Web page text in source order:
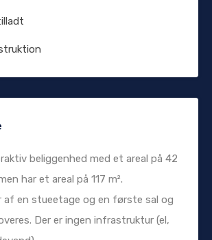
beliggenhed med et areal på 42
har et areal på 117 m².
af en stueetage og en første sal og
Der er ingen infrastruktur (el,